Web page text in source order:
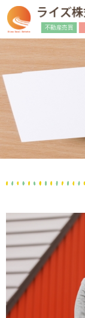
不動産売買